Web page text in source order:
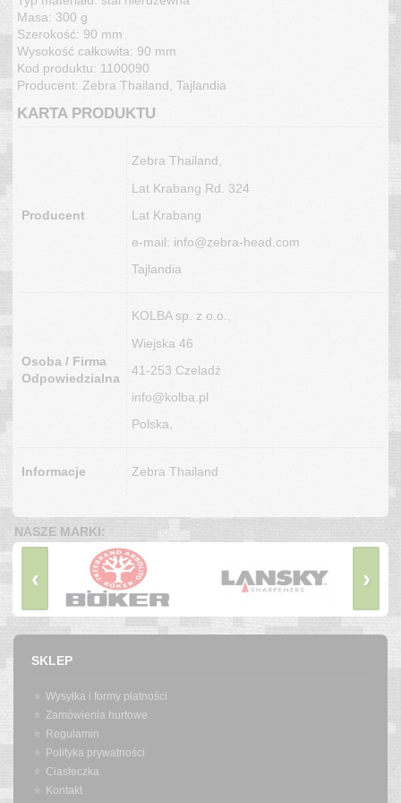
Masa: 300 g
Szerokość: 90 mm
Wysokość całkowita: 90 mm
Kod produktu: 1100090
Producent: Zebra Thailand, Tajlandia
KARTA PRODUKTU
Producent
Zebra Thailand,
Lat Krabang Rd. 324
Lat Krabang
e-mail: info@zebra-head.com
Tajlandia
Osoba / Firma
Odpowiedzialna
KOLBA sp. z o.o.,
Wiejska 46
41-253 Czeladź
info@kolba.pl
Polska,
Informacje Zebra Thailand
NASZE MARKI:
‹ ›
SKLEP
Wysyłka i formy płatności
Zamówienia hurtowe
Regulamin
Polityka prywatności
Ciasteczka
Kontakt